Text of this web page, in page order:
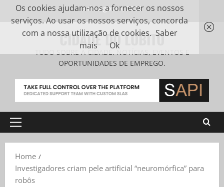
9 de Agosto, 2026
CIDADE DO LOBITO
TUDO SOBRE A CIDADE. NOTÍCIAS, EVENTOS E
OPORTUNIDADES DE EMPREGO.
Home
Investigadores criam pele artificial “neuromórfica” para
robôs
Os cookies ajudam-nos a fornecer os nossos
serviços. Ao usar os nossos serviços, concorda
com a nossa utilização de cookies. Saber
mais
Ok